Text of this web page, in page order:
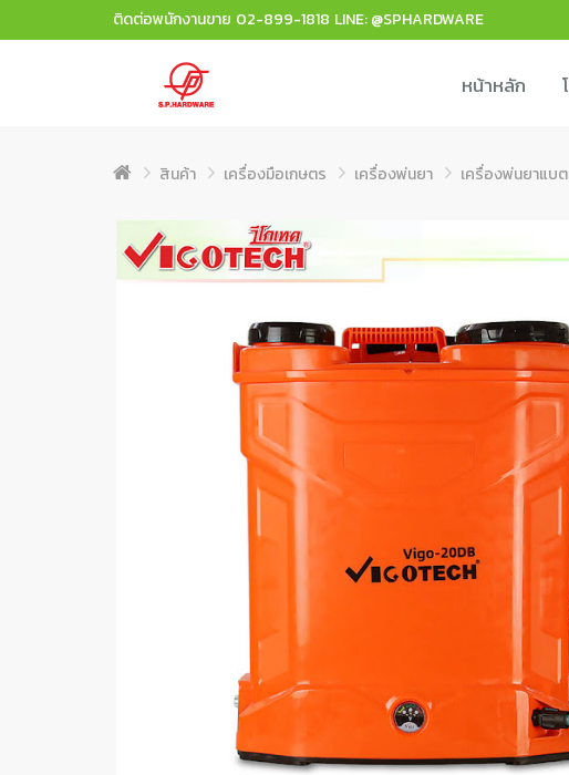
ติดต่อพนักงานขาย 02-899-1818 LINE: @SPHARDWARE
หน้าหลัก
สินค้า เครื่องมือเกษตร เครื่องพ่นยา เครื่องพ่นยาแบ